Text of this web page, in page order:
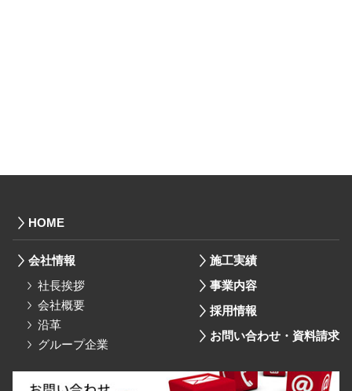
HOME
会社情報
社長挨拶
会社概要
沿革
グループ企業
施工実績
事業内容
採用情報
お問い合わせ・資料請求